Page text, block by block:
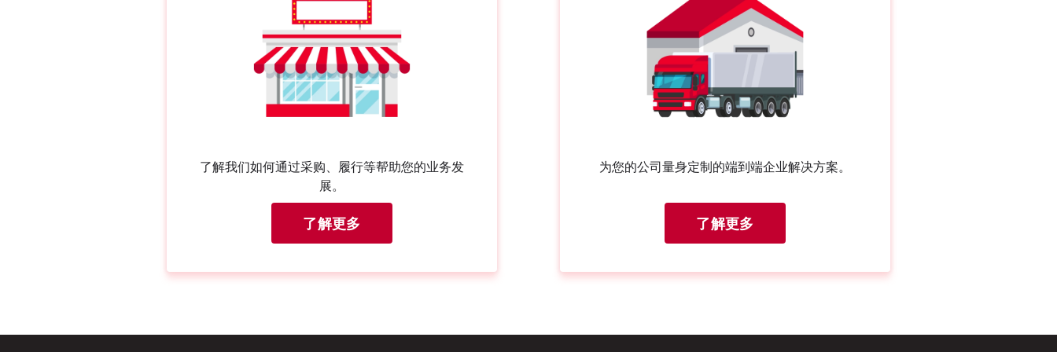
了解我们如何通过采购、履行等帮助您的业务发
展。
了解更多
为您的公司量身定制的端到端企业解决方案。
了解更多